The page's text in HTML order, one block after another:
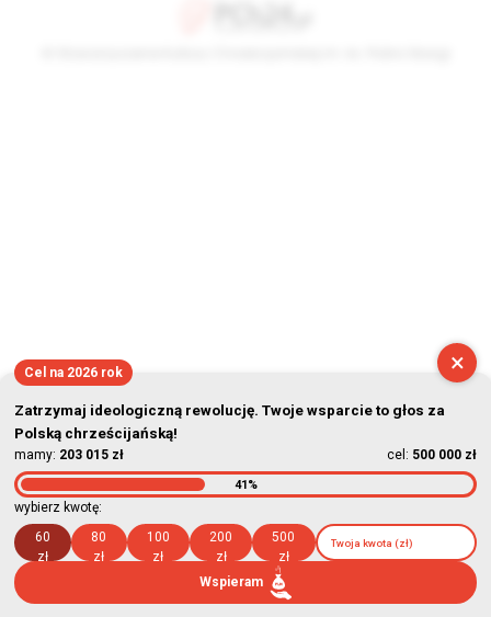
×
Cel na 2026 rok
Zatrzymaj ideologiczną rewolucję. Twoje wsparcie to głos za
Polską chrześcijańską!
mamy: 203 015 zł cel: 500 000 zł
41%
wybierz kwotę:
60
zł
80
zł
100
zł
200
zł
500
zł
Wspieram